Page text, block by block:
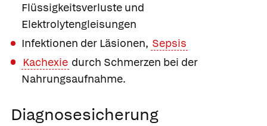
Flüssigkeitsverluste und
Elektrolytengleisungen
Infektionen der Läsionen, Sepsis
Kachexie durch Schmerzen bei der
Nahrungsaufnahme.
Diagnosesicherung